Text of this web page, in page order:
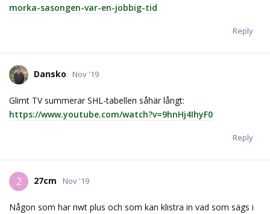
morka-sasongen-var-en-jobbig-tid
Reply
Dansko Nov '19
Glimt TV summerar SHL-tabellen såhär långt:
https://www.youtube.com/watch?v=9hnHj4IhyF0
Reply
2 27cm Nov '19
Någon som har nwt plus och som kan klistra in vad som sägs i